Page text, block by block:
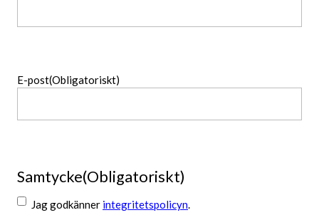
E-post(Obligatoriskt)
Samtycke(Obligatoriskt)
Jag godkänner integritetspolicyn.